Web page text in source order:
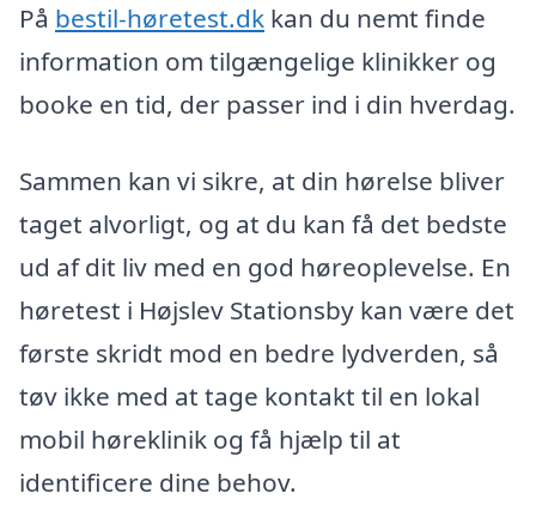
På bestil-høretest.dk kan du nemt finde
information om tilgængelige klinikker og
booke en tid, der passer ind i din hverdag.
Sammen kan vi sikre, at din hørelse bliver
taget alvorligt, og at du kan få det bedste
ud af dit liv med en god høreoplevelse. En
høretest i Højslev Stationsby kan være det
første skridt mod en bedre lydverden, så
tøv ikke med at tage kontakt til en lokal
mobil høreklinik og få hjælp til at
identificere dine behov.